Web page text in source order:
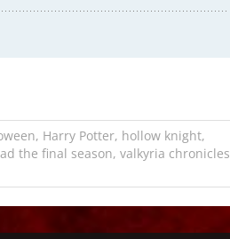
, Harry Potter, hollow knight,
the final season, valkyria chronicles